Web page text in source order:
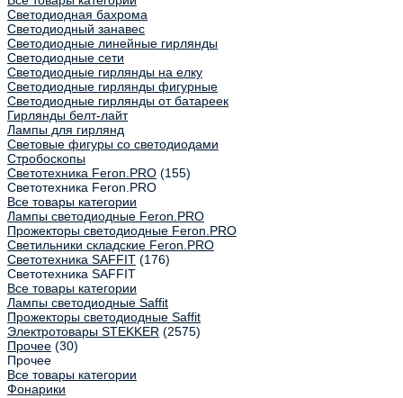
Светодиодная бахрома
Светодиодный занавес
Светодиодные линейные гирлянды
Светодиодные сети
Светодиодные гирлянды на елку
Светодиодные гирлянды фигурные
Светодиодные гирлянды от батареек
Гирлянды белт-лайт
Лампы для гирлянд
Световые фигуры со светодиодами
Стробоскопы
Светотехника Feron.PRO (155)
Светотехника Feron.PRO
Все товары категории
Лампы светодиодные Feron.PRO
Прожекторы светодиодные Feron.PRO
Светильники складские Feron.PRO
Светотехника SAFFIT (176)
Светотехника SAFFIT
Все товары категории
Лампы светодиодные Saffit
Прожекторы светодиодные Saffit
Электротовары STEKKER (2575)
Прочее (30)
Прочее
Все товары категории
Фонарики